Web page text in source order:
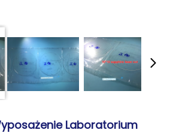
Laboratorium